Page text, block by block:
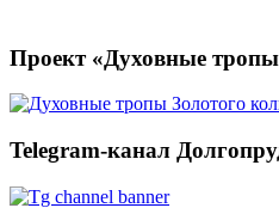
Проект «Духовные
Telegram-канал